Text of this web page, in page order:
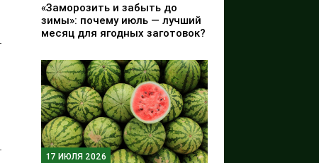
«Заморозить и забыть до
зимы»: почему июль — лучший
месяц для ягодных заготовок?
17 ИЮЛЯ 2026